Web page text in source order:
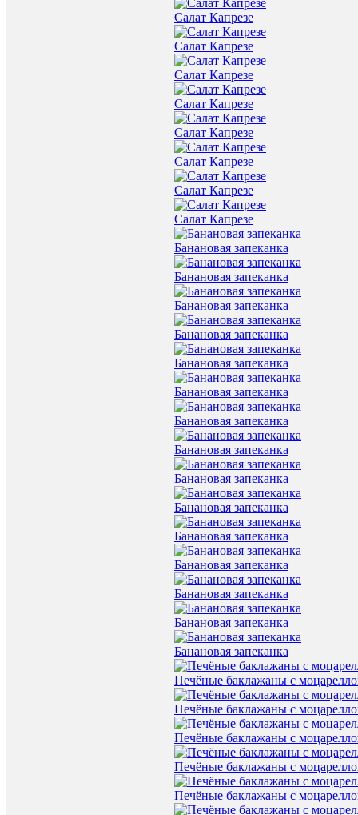
Салат Капрезе
Салат Капрезе
Салат Капрезе
Салат Капрезе
Салат Капрезе
Салат Капрезе
Салат Капрезе
Салат Капрезе
Банановая запеканка
Банановая запеканка
Банановая запеканка
Банановая запеканка
Банановая запеканка
Банановая запеканка
Банановая запеканка
Банановая запеканка
Банановая запеканка
Банановая запеканка
Банановая запеканка
Банановая запеканка
Банановая запеканка
Банановая запеканка
Банановая запеканка
Печёные баклажаны с
Печёные баклажаны с
Печёные баклажаны с
Печёные баклажаны с
Печёные баклажаны с